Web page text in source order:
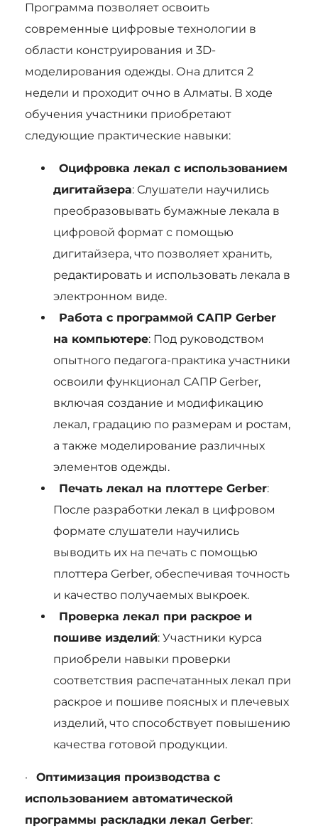
Программа позволяет освоить
современные цифровые технологии в
области конструирования и 3D-
моделирования одежды. Она длится 2
недели и проходит очно в Алматы. В ходе
обучения участники приобретают
следующие практические навыки:
Оцифровка лекал с использованием
дигитайзера: Слушатели научились
преобразовывать бумажные лекала в
цифровой формат с помощью
дигитайзера, что позволяет хранить,
редактировать и использовать лекала в
электронном виде.
Работа с программой САПР Gerber
на компьютере: Под руководством
опытного педагога-практика участники
освоили функционал САПР Gerber,
включая создание и модификацию
лекал, градацию по размерам и ростам,
а также моделирование различных
элементов одежды.
Печать лекал на плоттере Gerber:
После разработки лекал в цифровом
формате слушатели научились
выводить их на печать с помощью
плоттера Gerber, обеспечивая точность
и качество получаемых выкроек.
Проверка лекал при раскрое и
пошиве изделий: Участники курса
приобрели навыки проверки
соответствия распечатанных лекал при
раскрое и пошиве поясных и плечевых
изделий, что способствует повышению
качества готовой продукции.
·
Оптимизация производства с
использованием автоматической
программы раскладки лекал Gerber: